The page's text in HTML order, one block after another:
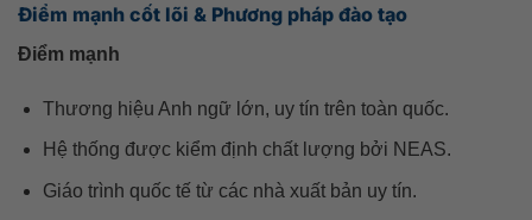
Điểm mạnh cốt lõi & Phương pháp đào tạo
Điểm mạnh
Thương hiệu Anh ngữ lớn, uy tín trên toàn quốc.
Hệ thống được kiểm định chất lượng bởi NEAS.
Giáo trình quốc tế từ các nhà xuất bản uy tín.